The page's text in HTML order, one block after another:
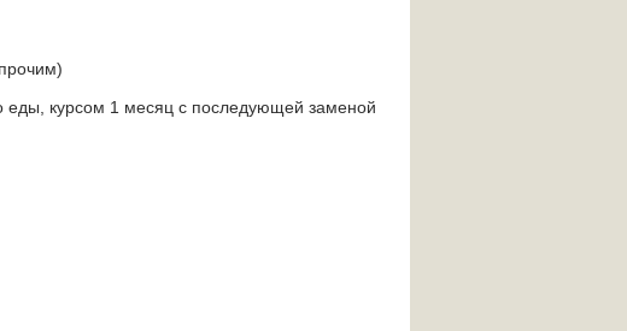
еды, курсом 1 месяц с последующей заменой